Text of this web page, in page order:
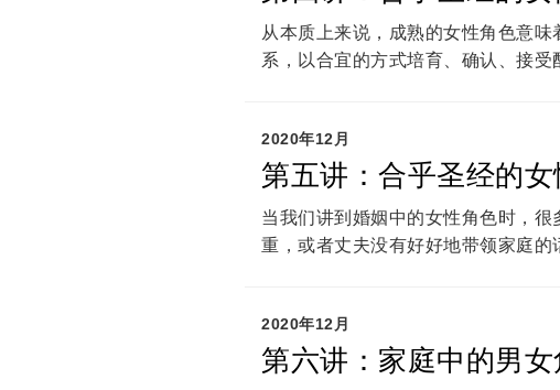
从本质上来说，成熟的女性角色意
系，以合宜的方式培育、确认、接受
2020年12月
第五讲：合乎圣经的女
当我们讲到婚姻中的女性角色时，
重，或者丈夫没有好好地带领家庭的
2020年12月
第六讲：家庭中的男女